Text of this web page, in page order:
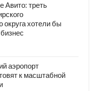
Авито: треть
округа хотели бы
аэропорт
к масштабной